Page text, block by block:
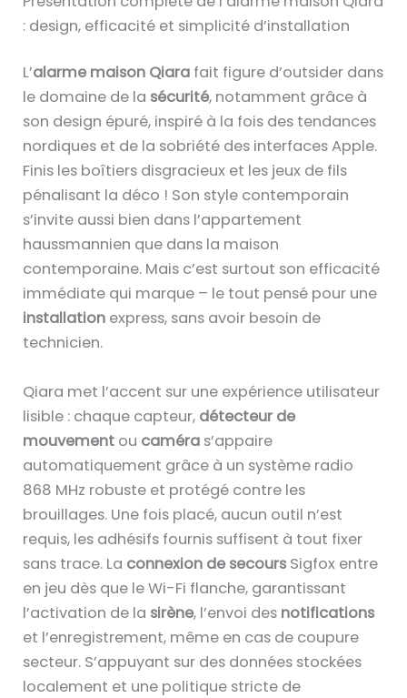
: design, efficacité et simplicité d’installation
L’alarme maison Qiara fait figure d’outsider dans
le domaine de la sécurité, notamment grâce à
son design épuré, inspiré à la fois des tendances
nordiques et de la sobriété des interfaces Apple.
Finis les boîtiers disgracieux et les jeux de fils
pénalisant la déco ! Son style contemporain
s’invite aussi bien dans l’appartement
haussmannien que dans la maison
contemporaine. Mais c’est surtout son efficacité
immédiate qui marque – le tout pensé pour une
installation express, sans avoir besoin de
technicien.
Qiara met l’accent sur une expérience utilisateur
lisible : chaque capteur, détecteur de
mouvement ou caméra s’appaire
automatiquement grâce à un système radio
868 MHz robuste et protégé contre les
brouillages. Une fois placé, aucun outil n’est
requis, les adhésifs fournis suffisent à tout fixer
sans trace. La connexion de secours Sigfox entre
en jeu dès que le Wi-Fi flanche, garantissant
l’activation de la sirène, l’envoi des notifications
et l’enregistrement, même en cas de coupure
secteur. S’appuyant sur des données stockées
localement et une politique stricte de